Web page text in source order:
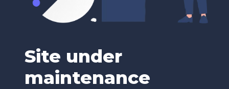
Site under
maintenance